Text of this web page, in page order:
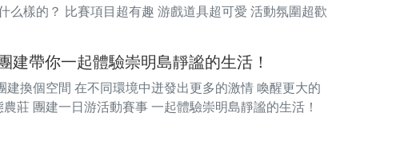
樣的？ 比賽項目超有趣 游戲道具超可愛 活動氛圍超歡
帶你一起體驗崇明島靜謐的生活！
換個空間 在不同環境中迸發出更多的激情 喚醒更大的
莊 團建一日游活動賽事 一起體驗崇明島靜謐的生活！